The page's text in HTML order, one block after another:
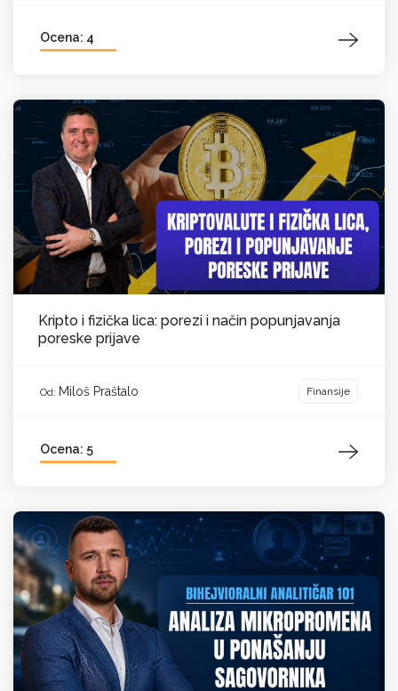
Ocena: 4
Kripto i fizička lica: porezi i način popunjavanja
poreske prijave
Od: Miloš Praštalo Finansije
Ocena: 5